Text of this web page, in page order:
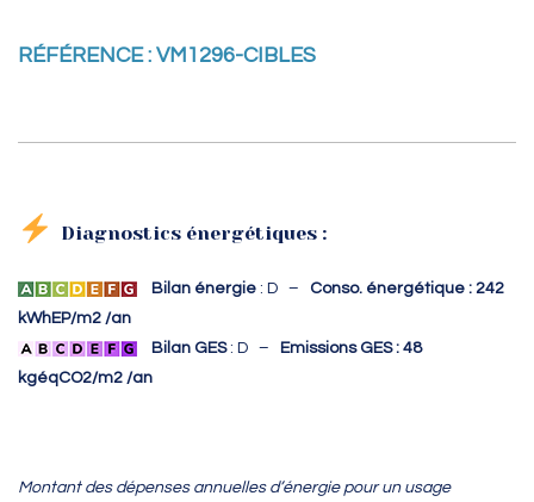
RÉFÉRENCE : VM1296-CIBLES
Diagnostics énergétiques :
Bilan énergie : D – Conso. énergétique : 242
kWhEP/m2 /an
Bilan GES: D – Emissions GES : 48
kgéqCO2/m2 /an
Montant des dépenses annuelles d’énergie pour un usage